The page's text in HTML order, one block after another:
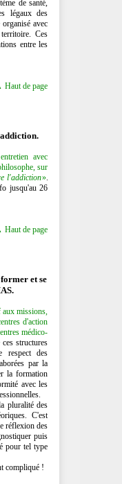
de santé,
légaux des
avec
Ces
entre les
Haut de page
entretien avec
sur
l'addiction».
jusqu'au 26
Haut de page
et se
missions,
d'action
médico-
structures
respect des
par la
la formation
avec les
pluralité des
C'est
réflexion des
puis
pour tel type
compliqué !